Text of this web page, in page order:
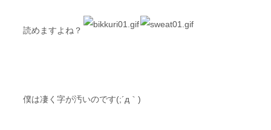
読めますよね？
僕は凄く字が汚いのです(;´д｀)